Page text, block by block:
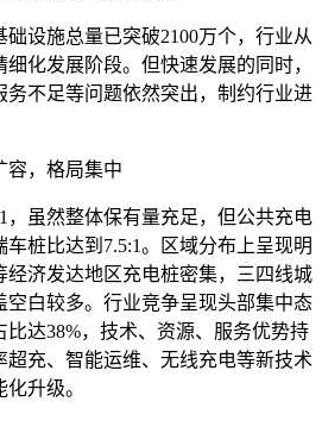
础设施总量已突破2100万个，行业从
化发展阶段。但快速发展的同时，
务不足等问题依然突出，制约行业进
容，格局集中
，虽然整体保有量充足，但公共充电
桩比达到7.5:1。区域分布上呈现明
经济发达地区充电桩密集，三四线城
空白较多。行业竞争呈现头部集中态
达38%，技术、资源、服务优势持
超充、智能运维、无线充电等新技术
升级。